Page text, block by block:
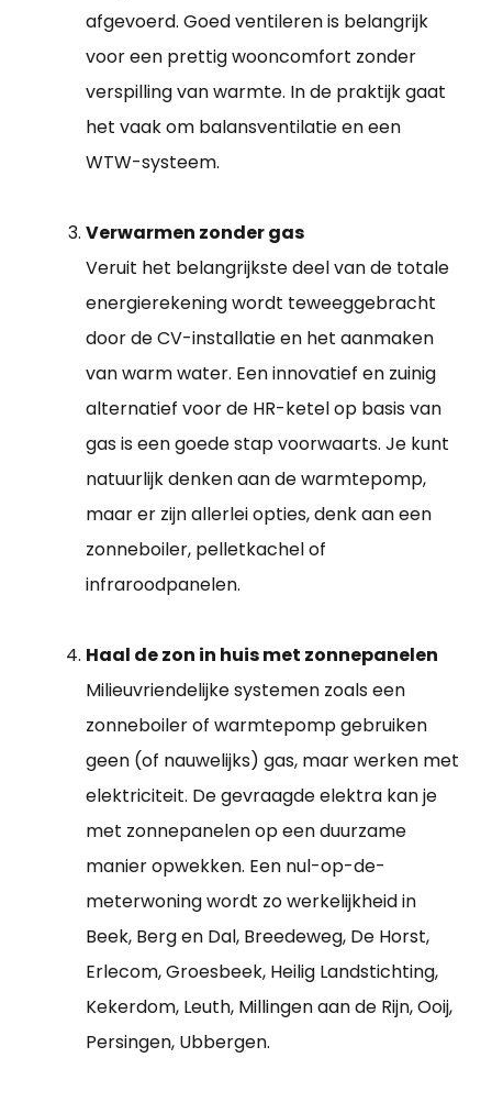
afgevoerd. Goed ventileren is belangrijk
voor een prettig wooncomfort zonder
verspilling van warmte. In de praktijk gaat
het vaak om balansventilatie en een
WTW-systeem.
Verwarmen zonder gas
Veruit het belangrijkste deel van de totale
energierekening wordt teweeggebracht
door de CV-installatie en het aanmaken
van warm water. Een innovatief en zuinig
alternatief voor de HR-ketel op basis van
gas is een goede stap voorwaarts. Je kunt
natuurlijk denken aan de warmtepomp,
maar er zijn allerlei opties, denk aan een
zonneboiler, pelletkachel of
infraroodpanelen.
Haal de zon in huis met zonnepanelen
Milieuvriendelijke systemen zoals een
zonneboiler of warmtepomp gebruiken
geen (of nauwelijks) gas, maar werken met
elektriciteit. De gevraagde elektra kan je
met zonnepanelen op een duurzame
manier opwekken. Een nul-op-de-
meterwoning wordt zo werkelijkheid in
Beek, Berg en Dal, Breedeweg, De Horst,
Erlecom, Groesbeek, Heilig Landstichting,
Kekerdom, Leuth, Millingen aan de Rijn, Ooij,
Persingen, Ubbergen.